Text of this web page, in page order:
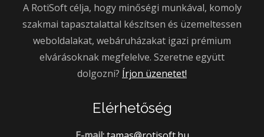
A RotiSoft célja, hogy minőségi munkával, komoly
szakmai tapasztalattal készítsen és üzemeltessen
weboldalakat, webáruházakat igazi prémium
elvárásoknak megfelelve. Szeretne együtt
dolgozni? Írjon üzenetet!
Elérhetőség